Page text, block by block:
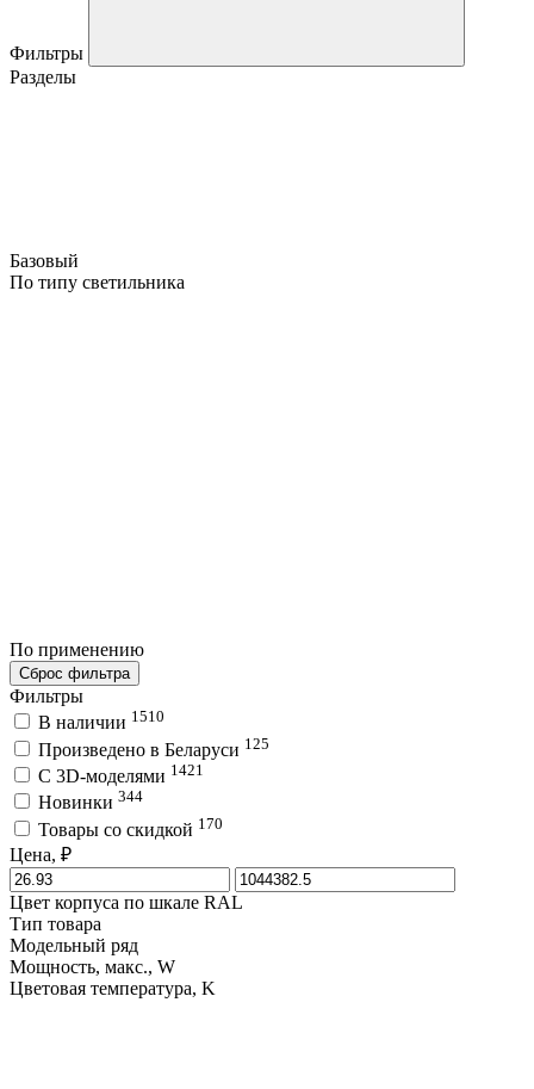
Фильтры
Разделы
Базовый
По типу светильника
По применению
Сброс фильтра
Фильтры
В наличии 1510
Произведено в Беларуси 125
C 3D-моделями 1421
Новинки 344
Товары со скидкой 170
Цена, ₽
Цвет корпуса по шкале RAL
Тип товара
Модельный ряд
Мощность, макс., W
Цветовая температура, K